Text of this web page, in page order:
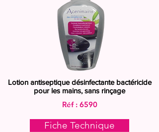
Lotion antiseptique désinfectante bactéricide
pour les mains, sans rinçage
Réf : 6590
Fiche Technique